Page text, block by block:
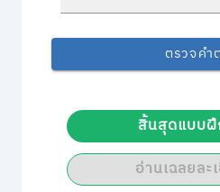
ตรวจคำ
อ่านเฉลยละ
สิ้นสุดแบบ